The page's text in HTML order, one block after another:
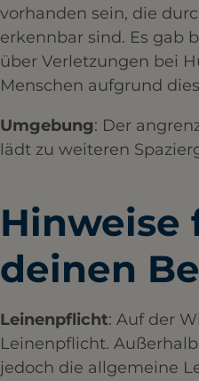
vorhanden sein, die
erkennbar sind. Es gab
über Verletzungen bei
Menschen aufgrund
Umgebung: Der
lädt zu weiteren
Hinweise
deinen
Leinenpflicht: Auf der
Leinenpflicht.
jedoch die allgemeine